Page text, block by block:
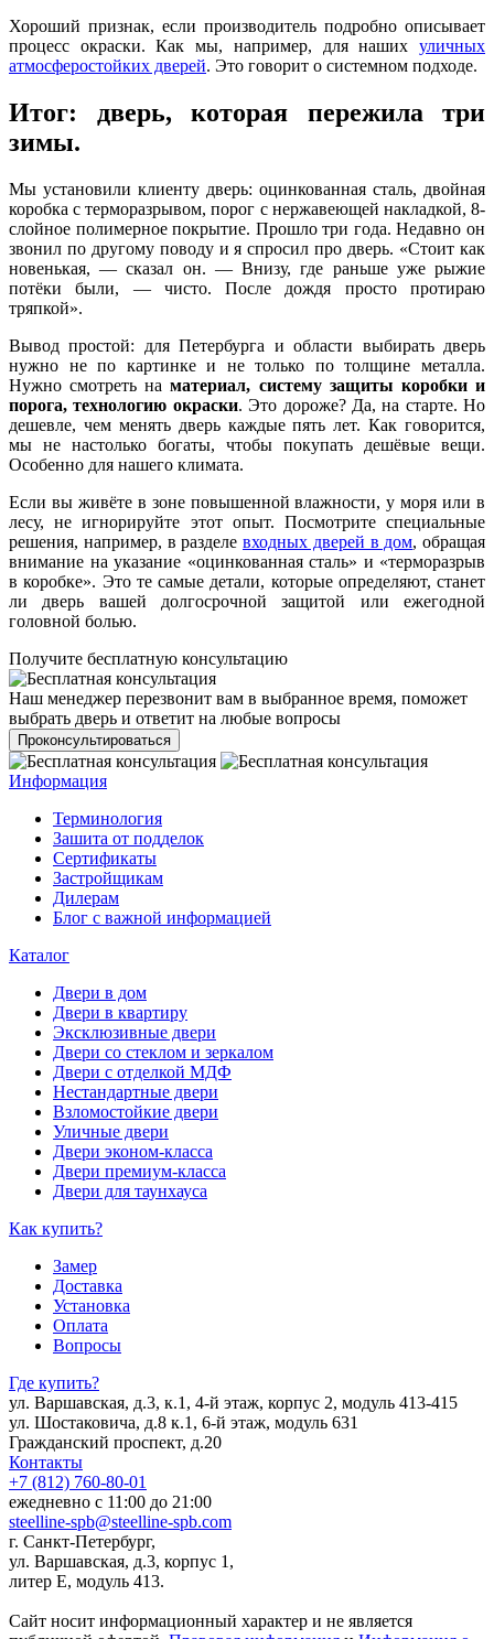
Хороший признак, если производитель подробно описывает
процесс окраски. Как мы, например, для наших уличных
атмосферостойких дверей. Это говорит о системном подходе.
Итог: дверь, которая пережила три
зимы.
Мы установили клиенту дверь: оцинкованная сталь, двойная
коробка с терморазрывом, порог с нержавеющей накладкой, 8-
слойное полимерное покрытие. Прошло три года. Недавно он
звонил по другому поводу и я спросил про дверь. «Стоит как
новенькая, — сказал он. — Внизу, где раньше уже рыжие
потёки были, — чисто. После дождя просто протираю
тряпкой».
Вывод простой: для Петербурга и области выбирать дверь
нужно не по картинке и не только по толщине металла.
Нужно смотреть наматериал, систему защиты коробки и
порога, технологию окраски. Это дороже? Да, на старте. Но
дешевле, чем менять дверь каждые пять лет. Как говорится,
мы не настолько богаты, чтобы покупать дешёвые вещи.
Особенно для нашего климата.
Если вы живёте в зоне повышенной влажности, у моря или в
лесу, не игнорируйте этот опыт. Посмотрите специальные
решения, например, в разделе входных дверей в дом, обращая
внимание на указание «оцинкованная сталь» и «терморазрыв
в коробке». Это те самые детали, которые определяют, станет
ли дверь вашей долгосрочной защитой или ежегодной
головной болью.
Получите бесплатную консультацию
Наш менеджер перезвонит вам в выбранное время, поможет
выбрать дверь и ответит на любые вопросы
Проконсультироваться
Информация
Терминология
Зашита от подделок
Сертификаты
Застройщикам
Дилерам
Блог с важной информацией
Каталог
Двери в дом
Двери в квартиру
Эксклюзивные двери
Двери со стеклом и зеркалом
Двери с отделкой МДФ
Нестандартные двери
Взломостойкие двери
Уличные двери
Двери эконом-класса
Двери премиум-класса
Двери для таунхауса
Как купить?
Замер
Доставка
Установка
Оплата
Вопросы
Где купить?
ул. Варшавская, д.3, к.1, 4-й этаж, корпус 2, модуль 413-415
ул. Шостаковича, д.8 к.1, 6-й этаж, модуль 631
Гражданский проспект, д.20
Контакты
+7 (812) 760-80-01
ежедневно с 11:00 до 21:00
steelline-spb@steelline-spb.com
г. Санкт-Петербург,
ул. Варшавская, д.3, корпус 1,
литер Е, модуль 413.
Сайт носит информационный характер и не является